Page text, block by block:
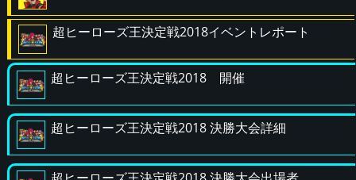
超ヒーローズ王決定戦2018イベントレポート
超ヒーローズ王決定戦2018 開催
超ヒーローズ王決定戦2018 決勝大会詳細